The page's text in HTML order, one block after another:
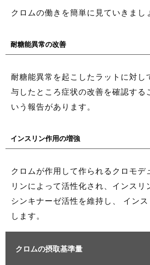
クロムの働きを簡単に見ていきまし
耐糖能異常の改善
耐糖能異常を起こしたラットに対し
与したところ症状の改善を確認する
いう報告があります。
インスリン作用の増強
クロムが作用して作られるクロモデ
リンによって活性化され、インスリ
シンキナーゼ活性を維持し、 イン
します。
クロムの摂取基準量